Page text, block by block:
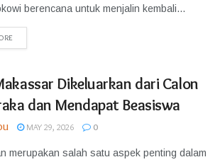
berencana untuk menjalin kembali...
Dikeluarkan dari Calon
dan Mendapat Beasiswa
MAY 29, 2026 0
merupakan salah satu aspek penting dalam